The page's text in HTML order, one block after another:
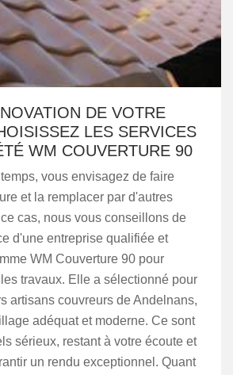
DE VOTRE
LES SERVICES
WM COUVERTURE 90
vous envisagez de faire
et la remplacer par d'autres
cas, nous vous conseillons de
d'une entreprise qualifiée et
WM Couverture 90 pour
travaux. Elle a sélectionné pour
artisans couvreurs de Andelnans,
adéquat et moderne. Ce sont
sérieux, restant à votre écoute et
un rendu exceptionnel. Quant